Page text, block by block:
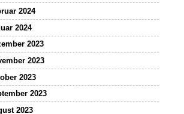
2024
2024
2023
2023
2023
2023
2023